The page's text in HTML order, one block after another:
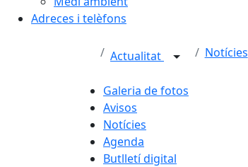
Adreces i telèfons
Actualitat Notícies
Galeria de fotos
Avisos
Notícies
Agenda
Butlletí digital